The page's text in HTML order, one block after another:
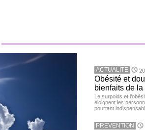
ACTUALITE
Obésité et
bienfaits de
Le surpoids et
éloignent les
pourtant
PREVENTION